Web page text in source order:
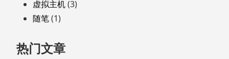
虚拟主机(3)
随笔(1)
热门文章